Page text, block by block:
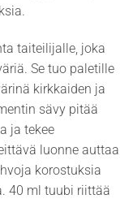
taiteilijalle, joka
Se tuo paletille
kirkkaiden ja
sävy pitää
ja tekee
luonne auttaa
korostuksia
40 ml tuubi riittää